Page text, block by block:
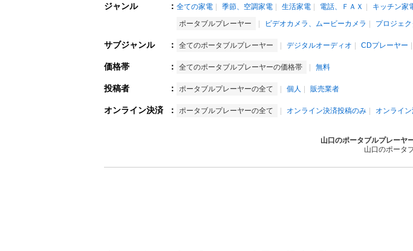
ジャンル ： 全ての家電 季節、空調家電 生活家電 電話、ＦＡＸ キッチン家
ポータブルプレーヤー
ビデオカメラ、ムービーカメラ プロジェ
サブジャンル ： 全てのポータブルプレーヤー デジタルオーディオ CDプレーヤー
価格帯 ： 全てのポータブルプレーヤーの価格帯 無料
投稿者 ： ポータブルプレーヤーの全て 個人 販売業者
オンライン決済 ： ポータブルプレーヤーの全て オンライン決済投稿のみ オンライ
山口のポータブルプレーヤ
山口のポータ